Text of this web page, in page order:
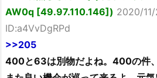
AW0q [49.97.110.146]) 2020/11/
ID:a4VvDgRPd
>>205
400と63は別物だよね。400の件、